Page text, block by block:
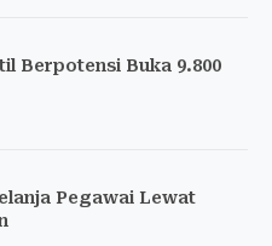
Berpotensi Buka 9.800
Pegawai Lewat